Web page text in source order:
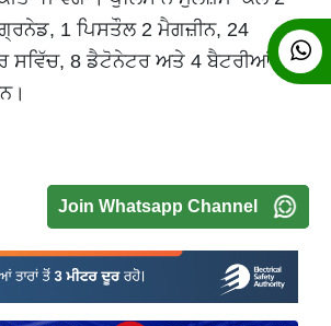
1 ਪਿਸਤੌਲ 2 ਮੈਗਜ਼ੀਨ, 24
ਸਵਿੱਚ, 8 ਡੈਟੋਨੇਟਰ ਅਤੇ 4 ਬੈਟਰੀਆਂ
Join Whatsapp Channel